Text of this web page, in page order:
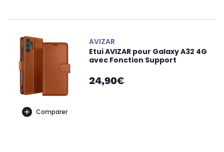
Comparer
AVIZAR
Etui AVIZAR pour Galaxy A32 4G
avec Fonction Support
24,90€